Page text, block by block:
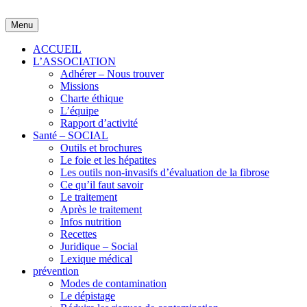
to
content
Menu
ACCUEIL
L’ASSOCIATION
Adhérer – Nous trouver
Missions
Charte éthique
L’équipe
Rapport d’activité
Santé – SOCIAL
Outils et brochures
Le foie et les hépatites
Les outils non-invasifs d’évaluation de la fibrose
Ce qu’il faut savoir
Le traitement
Après le traitement
Infos nutrition
Recettes
Juridique – Social
Lexique médical
prévention
Modes de contamination
Le dépistage